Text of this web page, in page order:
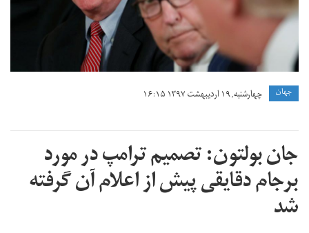
جهان چهارشنبه, ۱۹ اردیبهشت ۱۳۹۷ ۱۶:۱۵
جان بولتون: تصمیم ترامپ در مورد
برجام دقایقی پیش از اعلام آن گرفته
شد